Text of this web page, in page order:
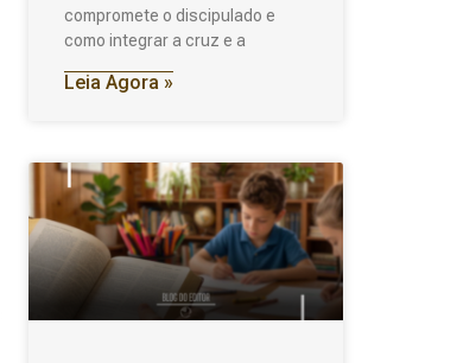
compromete o discipulado e
como integrar a cruz e a
Leia Agora »